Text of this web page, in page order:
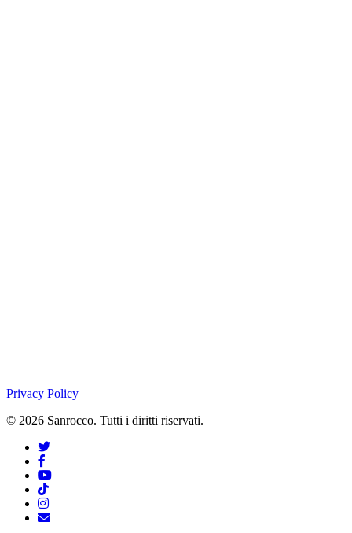
Privacy Policy
© 2026 Sanrocco. Tutti i diritti riservati.